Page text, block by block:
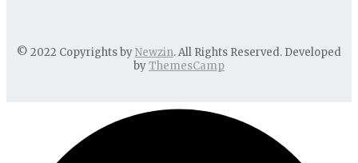
© 2022 Copyrights byNewzin. All Rights Reserved. Developed
byThemesCamp